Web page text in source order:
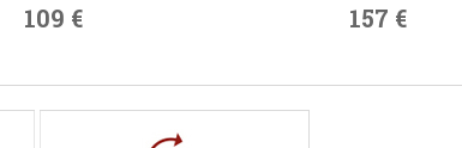
109 € 157 €